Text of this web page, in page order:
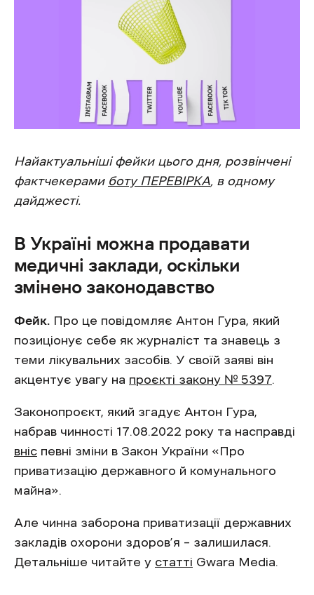
Найактуальніші фейки цього дня, розвінчені
фактчекерами боту ПЕРЕВІРКА, в одному
дайджесті.
В Україні можна продавати
медичні заклади, оскільки
змінено законодавство
Фейк. Про це повідомляє Антон Гура, який
позиціонує себе як журналіст та знавець з
теми лікувальних засобів. У своїй заяві він
акцентує увагу на проєкті закону № 5397.
Законопроєкт, який згадує Антон Гура,
набрав чинності 17.08.2022 року та насправді
вніс певні зміни в Закон України «Про
приватизацію державного й комунального
майна».
Але чинна заборона приватизації державних
закладів охорони здоров’я – залишилася.
Детальніше читайте у статті Gwara Media.